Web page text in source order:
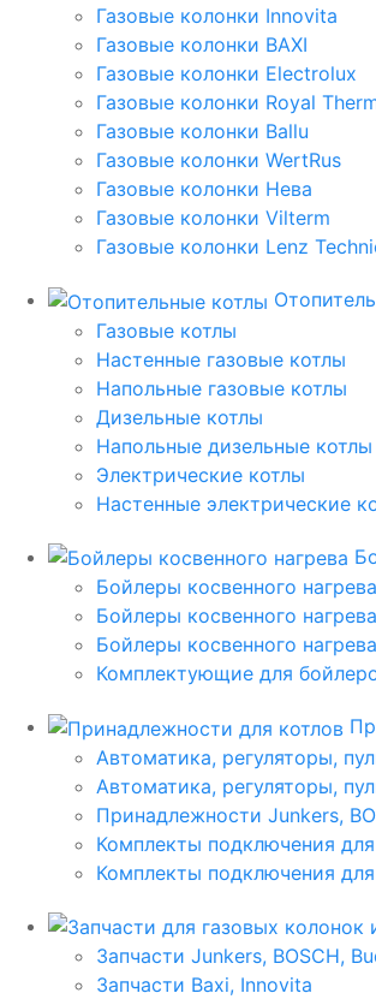
Газовые колонки Innovita
Газовые колонки BAXI
Газовые колонки Electrolux
Газовые колонки Royal
Газовые колонки Ballu
Газовые колонки WertRus
Газовые колонки Нева
Газовые колонки Vilterm
Газовые колонки Lenz
Газовые котлы
Настенные газовые котлы
Напольные газовые котлы
Дизельные котлы
Напольные дизельные котлы
Электрические котлы
Настенные электрические
Бойлеры косвенного
Бойлеры косвенного
Бойлеры косвенного
Комплектующие для
Автоматика, регуляторы,
Автоматика, регуляторы,
Принадлежности Junkers,
Комплекты подключения
Комплекты подключения
Запчасти Junkers, BOSCH,
Запчасти Baxi, Innovita